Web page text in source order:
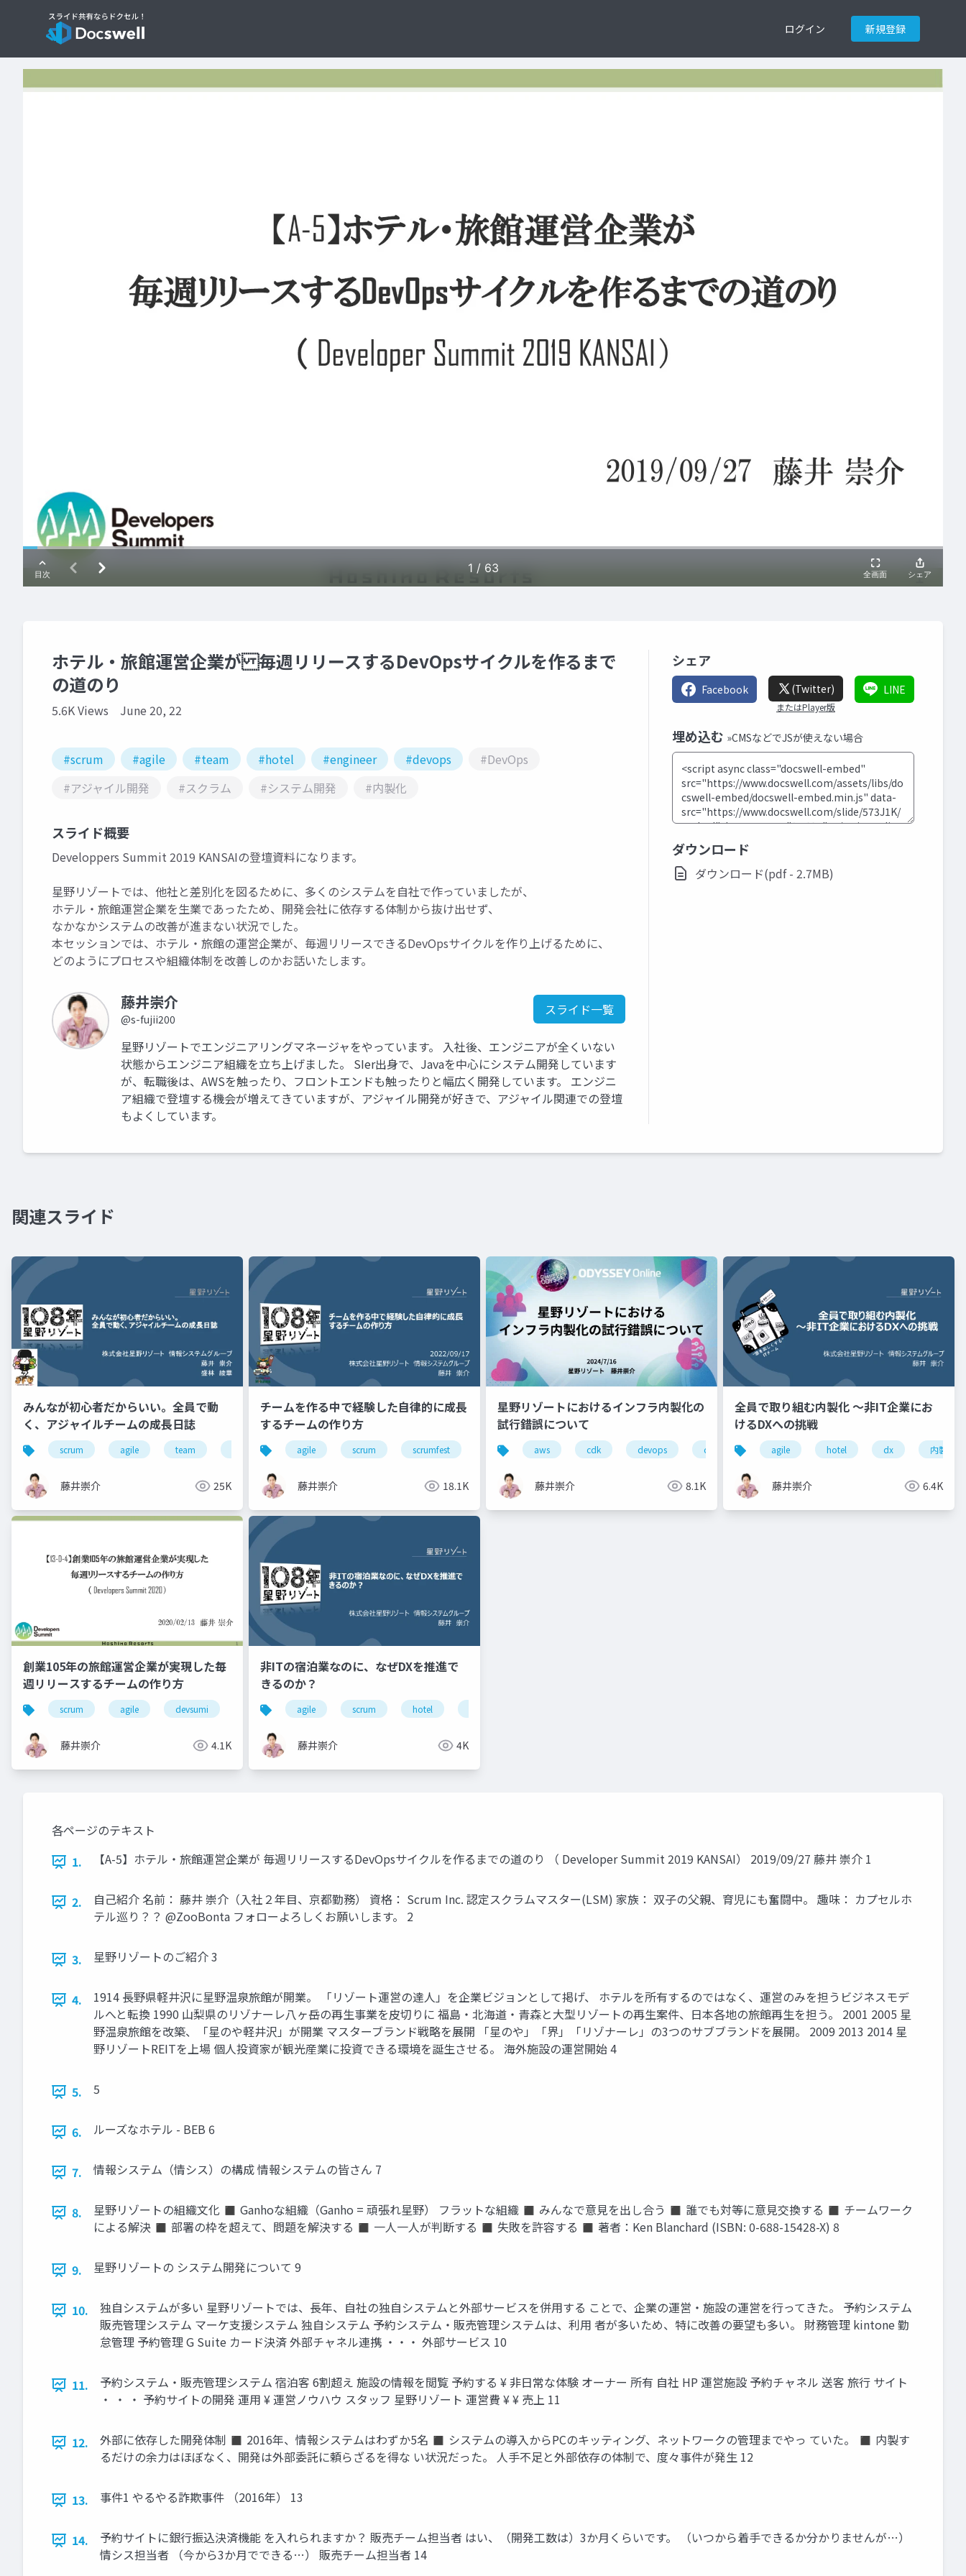
ログイン 新規登録
ホテル・旅館運営企業が 毎週リリースするDevOpsサイクルを作るまで
の道のり
5.6K Views June 20, 22
#scrum #agile #team #hotel #engineer #devops
#DevOps
#アジャイル開発
#スクラム #システム開発 #内製化
スライド概要
Developpers Summit 2019 KANSAIの登壇資料になります。
星野リゾートでは、他社と差別化を図るために、多くのシステムを自社で作っていましたが、
ホテル・旅館運営企業を生業であったため、開発会社に依存する体制から抜け出せず、
なかなかシステムの改善が進まない状況でした。
本セッションでは、ホテル・旅館の運営企業が、毎週リリースできるDevOpsサイクルを作り上げるために、
どのようにプロセスや組織体制を改善しのかお話いたします。
藤井崇介
@s-fujii200
スライド一覧
星野リゾートでエンジニアリングマネージャをやっています。 入社後、エンジニアが全くいない
状態からエンジニア組織を立ち上げました。 SIer出身で、Javaを中心にシステム開発しています
が、転職後は、AWSを触ったり、フロントエンドも触ったりと幅広く開発しています。 エンジニ
ア組織で登壇する機会が増えてきていますが、アジャイル開発が好きで、アジャイル関連での登壇
もよくしています。
シェア
Facebook (Twitter)
またはPlayer版
LINE
埋め込む »CMSなどでJSが使えない場合
ダウンロード
ダウンロード(pdf - 2.7MB)
関連スライド
みんなが初心者だからいい。全員で動
く、アジャイルチームの成長日誌
scrum agile team engineer
藤井崇介 25K
チームを作る中で経験した自律的に成長
するチームの作り方
agile scrum scrumfest mikawa team manager
藤井崇介 18.1K
星野リゾートにおけるインフラ内製化の
試行錯誤について
aws cdk devops classmethod hotel
藤井崇介 8.1K
全員で取り組む内製化 ～非IT企業にお
けるDXへの挑戦
agile hotel dx 内製化
藤井崇介 6.4K
創業105年の旅館運営企業が実現した毎
週リリースするチームの作り方
scrum agile devsumi devops hotel
藤井崇介 4.1K
非ITの宿泊業なのに、なぜDXを推進で
きるのか？
agile scrum hotel
藤井崇介 4K
各ページのテキスト
1.
【A-5】ホテル・旅館運営企業が 毎週リリースするDevOpsサイクルを作るまでの道のり （ Developer Summit 2019 KANSAI） 2019/09/27 藤井 崇介 1
2.
自己紹介 名前： 藤井 崇介（入社２年目、京都勤務） 資格： Scrum Inc. 認定スクラムマスター(LSM) 家族： 双子の父親、育児にも奮闘中。 趣味： カプセルホ
テル巡り？？ @ZooBonta フォローよろしくお願いします。 2
3. 星野リゾートのご紹介 3
4.
1914 長野県軽井沢に星野温泉旅館が開業。 「リゾート運営の達人」を企業ビジョンとして掲げ、 ホテルを所有するのではなく、運営のみを担うビジネスモデ
ルへと転換 1990 山梨県のリゾナーレ八ヶ岳の再生事業を皮切りに 福島・北海道・青森と大型リゾートの再生案件、日本各地の旅館再生を担う。 2001 2005 星
野温泉旅館を改築、「星のや軽井沢」が開業 マスターブランド戦略を展開 「星のや」「界」「リゾナーレ」の3つのサブブランドを展開。 2009 2013 2014 星
野リゾートREITを上場 個人投資家が観光産業に投資できる環境を誕生させる。 海外施設の運営開始 4
5. 5
6. ルーズなホテル - BEB 6
7. 情報システム（情シス）の構成 情報システムの皆さん 7
8.
星野リゾートの組織文化 ◼ Ganhoな組織（Ganho = 頑張れ星野） フラットな組織 ◼ みんなで意見を出し合う ◼ 誰でも対等に意見交換する ◼ チームワーク
による解決 ◼ 部署の枠を超えて、問題を解決する ◼ 一人一人が判断する ◼ 失敗を許容する ◼ 著者：Ken Blanchard (ISBN: 0-688-15428-X) 8
9. 星野リゾートの システム開発について 9
10.
独自システムが多い 星野リゾートでは、長年、自社の独自システムと外部サービスを併用する ことで、企業の運営・施設の運営を行ってきた。 予約システム
販売管理システム マーケ支援システム 独自システム 予約システム・販売管理システムは、利用 者が多いため、特に改善の要望も多い。 財務管理 kintone 勤
怠管理 予約管理 G Suite カード決済 外部チャネル連携 ・・・ 外部サービス 10
11.
予約システム・販売管理システム 宿泊客 6割超え 施設の情報を閲覧 予約する ¥ 非日常な体験 オーナー 所有 自社 HP 運営施設 予約チャネル 送客 旅行 サイト
・ ・ ・ 予約サイトの開発 運用 ¥ 運営ノウハウ スタッフ 星野リゾート 運営費 ¥ ¥ 売上 11
12.
外部に依存した開発体制 ◼ 2016年、情報システムはわずか5名 ◼ システムの導入からPCのキッティング、ネットワークの管理までやっ ていた。 ◼ 内製す
るだけの余力はほぼなく、開発は外部委託に頼らざるを得な い状況だった。 人手不足と外部依存の体制で、度々事件が発生 12
13. 事件1 やるやる詐欺事件 （2016年） 13
14.
予約サイトに銀行振込決済機能 を入れられますか？ 販売チーム担当者 はい、（開発工数は）3か月くらいです。 （いつから着手できるか分かりませんが…）
情シス担当者 （今から3か月でできる…） 販売チーム担当者 14